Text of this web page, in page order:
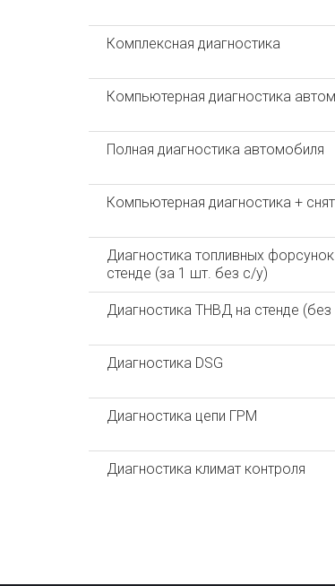
Комплексная диагностика
Компьютерная диагностика
Полная диагностика автомобиля
Компьютерная диагностика +
Диагностика топливных
стенде (за 1 шт. без с/у)
Диагностика ТНВД на стенде (без
Диагностика DSG
Диагностика цепи ГРМ
Диагностика климат контроля